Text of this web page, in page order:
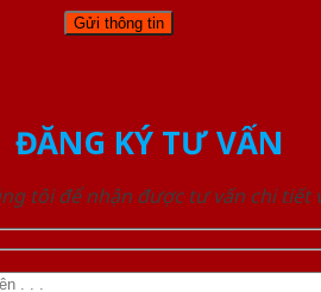
ĐĂNG KÝ TƯ VẤN
tôi để nhận được tư vấn chi tiết